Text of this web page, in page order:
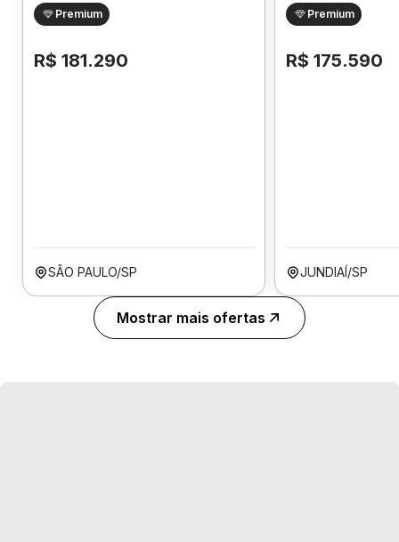
Premium
R$ 181.290
SÃO PAULO/SP
Premium
R$ 175.590
JUNDIAÍ/SP
Mostrar mais ofertas